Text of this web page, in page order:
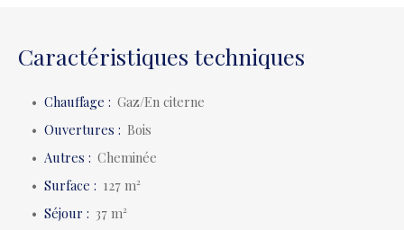
Caractéristiques techniques
Chauffage : Gaz/En citerne
Ouvertures : Bois
Autres : Cheminée
Surface : 127m²
Séjour : 37m²